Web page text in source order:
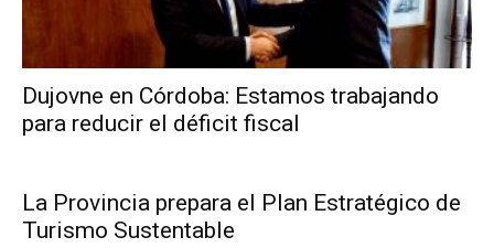
Dujovne en Córdoba: Estamos trabajando
para reducir el déficit fiscal
La Provincia prepara el Plan Estratégico de
Turismo Sustentable